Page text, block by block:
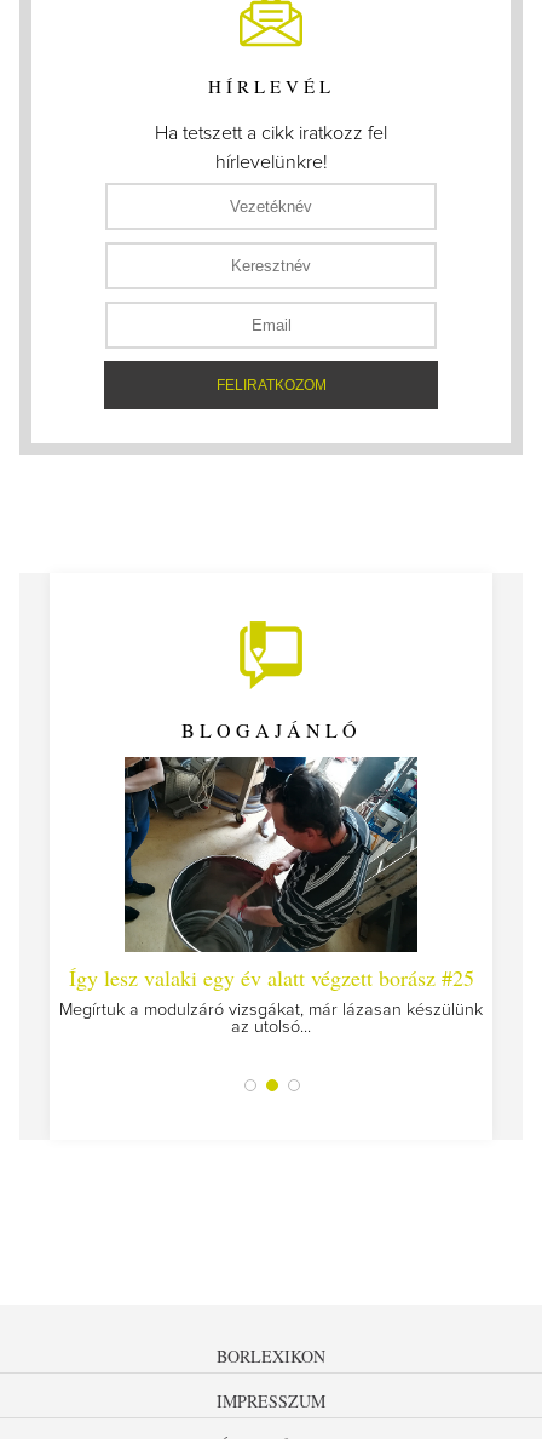
HÍRLEVÉL
Ha tetszett a cikk iratkozz fel
hírlevelünkre!
BLOGAJÁNLÓ
Így lesz valaki egy év alatt végzett borász #25
Megírtuk a modulzáró vizsgákat, már lázasan készülünk
az utolsó...
BORLEXIKON
IMPRESSZUM